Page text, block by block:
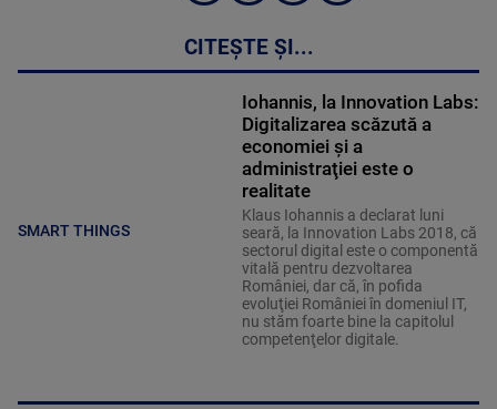
CITEȘTE ȘI...
SMART THINGS
Iohannis, la Innovation Labs:
Digitalizarea scăzută a
economiei şi a
administraţiei este o
realitate
Klaus Iohannis a declarat luni
seară, la Innovation Labs 2018, că
sectorul digital este o componentă
vitală pentru dezvoltarea
României, dar că, în pofida
evoluţiei României în domeniul IT,
nu stăm foarte bine la capitolul
competenţelor digitale.